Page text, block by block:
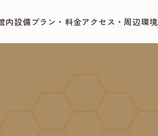
内設備プラン・料金アクセス・周辺環境